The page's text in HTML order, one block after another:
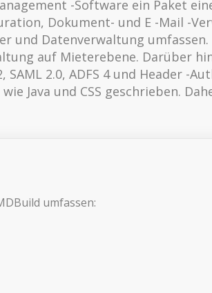
-Software ein Paket
Dokument- und E -Mail -
und Datenverwaltung
auf Mieterebene. Darüber
SAML 2.0, ADFS 4 und Header -
Java und CSS geschrieben.
umfassen: